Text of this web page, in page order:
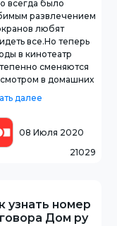
всегда было
развлечением
любят
все.Но теперь
в кинотеатр
сменяются
в домашних
комфортно, в
мувикс»
недавно, но
стал популярным.
далее
08 Июля 2020
21029
узнать номер
Дом ру